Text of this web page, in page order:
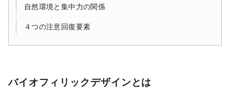
自然環境と集中力の関係
４つの注意回復要素
バイオフィリックデザインとは